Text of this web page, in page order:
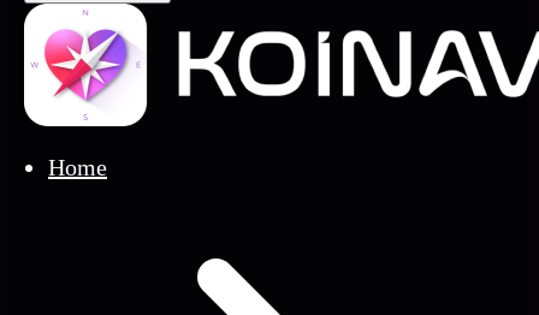
Home